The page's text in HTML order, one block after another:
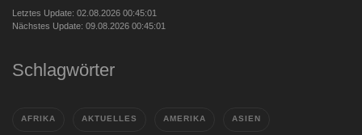
Letztes Update: 02.08.2026 00:45:01
Nächstes Update: 09.08.2026 00:45:01
Schlagwörter
AFRIKA AKTUELLES AMERIKA ASIEN